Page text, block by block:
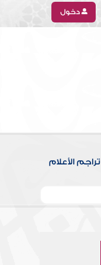
دخول
تراجم الأعلام